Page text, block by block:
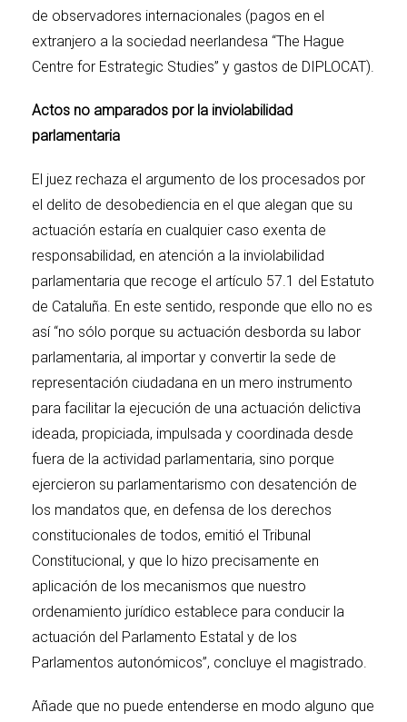
de observadores internacionales (pagos en el
extranjero a la sociedad neerlandesa “The Hague
Centre for Estrategic Studies” y gastos de DIPLOCAT).
Actos no amparados por la inviolabilidad
parlamentaria
El juez rechaza el argumento de los procesados por
el delito de desobediencia en el que alegan que su
actuación estaría en cualquier caso exenta de
responsabilidad, en atención a la inviolabilidad
parlamentaria que recoge el artículo 57.1 del Estatuto
de Cataluña. En este sentido, responde que ello no es
así “no sólo porque su actuación desborda su labor
parlamentaria, al importar y convertir la sede de
representación ciudadana en un mero instrumento
para facilitar la ejecución de una actuación delictiva
ideada, propiciada, impulsada y coordinada desde
fuera de la actividad parlamentaria, sino porque
ejercieron su parlamentarismo con desatención de
los mandatos que, en defensa de los derechos
constitucionales de todos, emitió el Tribunal
Constitucional, y que lo hizo precisamente en
aplicación de los mecanismos que nuestro
ordenamiento jurídico establece para conducir la
actuación del Parlamento Estatal y de los
Parlamentos autonómicos”, concluye el magistrado.
Añade que no puede entenderse en modo alguno que